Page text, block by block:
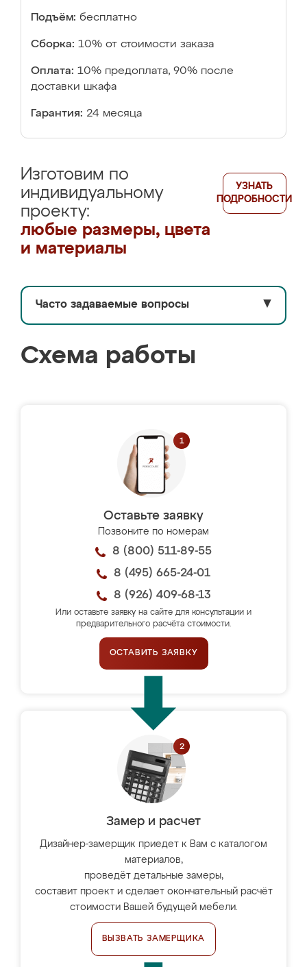
Подъём: бесплатно
Сборка: 10% от стоимости заказа
Оплата: 10% предоплата, 90% после
доставки шкафа
Гарантия: 24 месяца
Изготовим по
индивидуальному
проекту:
любые размеры, цвета
и материалы
УЗНАТЬ
ПОДРОБНОСТИ
Часто задаваемые вопросы ▼
Схема работы
Оставьте заявку
Позвоните по номерам
8 (800) 511-89-55
8 (495) 665-24-01
8 (926) 409-68-13
Или оставьте заявку на сайте для консультации и
предварительного расчёта стоимости.
ОСТАВИТЬ ЗАЯВКУ
Замер и расчет
Дизайнер-замерщик приедет к Вам с каталогом
материалов,
проведёт детальные замеры,
составит проект и сделает окончательный расчёт
стоимости Вашей будущей мебели.
ВЫЗВАТЬ ЗАМЕРЩИКА